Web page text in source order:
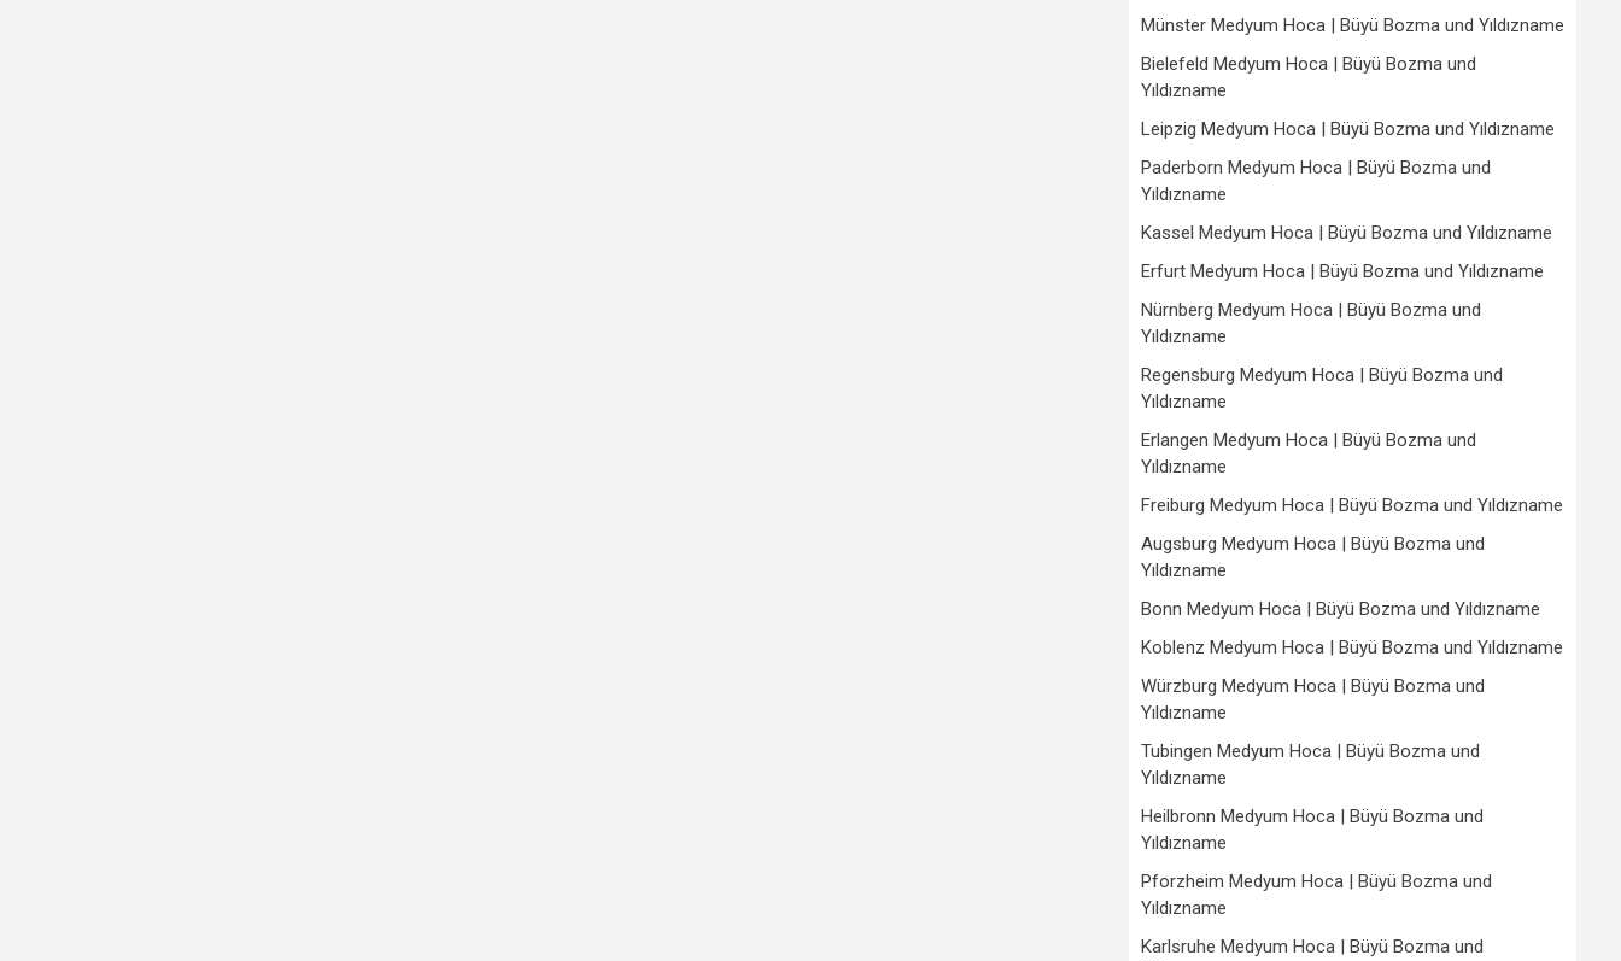
Münster Medyum Hoca | Büyü Bozma und Yıldızname
Bielefeld Medyum Hoca | Büyü Bozma und
Yıldızname
Leipzig Medyum Hoca | Büyü Bozma und Yıldızname
Paderborn Medyum Hoca | Büyü Bozma und
Yıldızname
Kassel Medyum Hoca | Büyü Bozma und Yıldızname
Erfurt Medyum Hoca | Büyü Bozma und Yıldızname
Nürnberg Medyum Hoca | Büyü Bozma und
Yıldızname
Regensburg Medyum Hoca | Büyü Bozma und
Yıldızname
Erlangen Medyum Hoca | Büyü Bozma und
Yıldızname
Freiburg Medyum Hoca | Büyü Bozma und Yıldızname
Augsburg Medyum Hoca | Büyü Bozma und
Yıldızname
Bonn Medyum Hoca | Büyü Bozma und Yıldızname
Koblenz Medyum Hoca | Büyü Bozma und Yıldızname
Würzburg Medyum Hoca | Büyü Bozma und
Yıldızname
Tubingen Medyum Hoca | Büyü Bozma und
Yıldızname
Heilbronn Medyum Hoca | Büyü Bozma und
Yıldızname
Pforzheim Medyum Hoca | Büyü Bozma und
Yıldızname
Karlsruhe Medyum Hoca | Büyü Bozma und